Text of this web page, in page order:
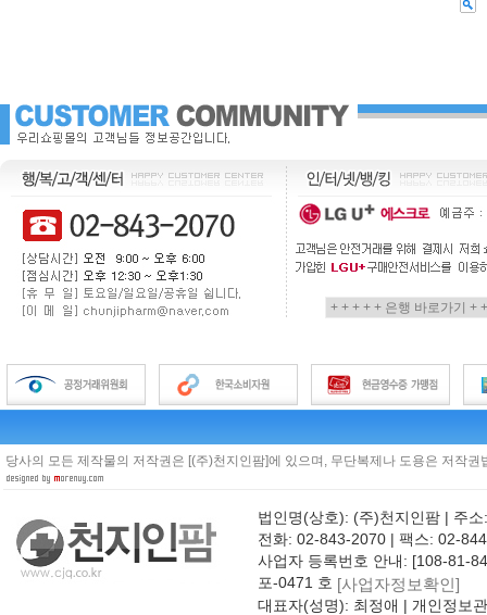
당사의 모든 제작물의 저작권은 [(주)천지인팜]에 있으며, 무단복제나 도용은 저작
법인명(상호): (주)천지인팜 | 주
전화: 02-843-2070 | 팩스: 02-
사업자 등록번호 안내: [108-81-
포-0471 호 [사업자정보확인]
대표자(성명): 최정애 | 개인정보